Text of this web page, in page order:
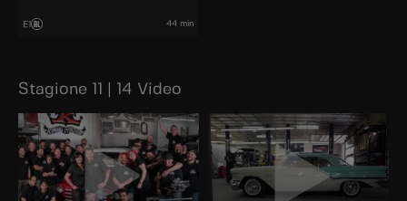
E1 44 min
Stagione 11 | 14 Video